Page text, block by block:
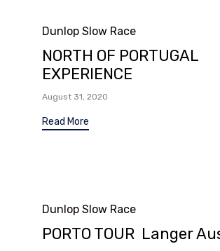
Category
Dunlop Slow Race
NORTH OF PORTUGAL
EXPERIENCE
August 31, 2020
Read More
Category
Dunlop Slow Race
PORTO TOUR Langer